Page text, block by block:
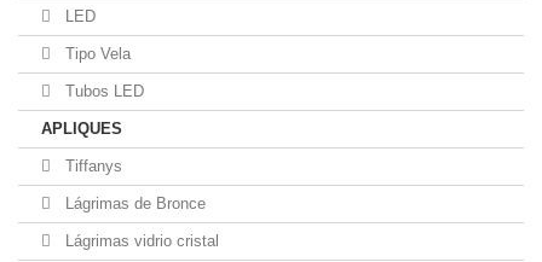
LED
Tipo Vela
Tubos LED
APLIQUES
Tiffanys
Lágrimas de Bronce
Lágrimas vidrio cristal